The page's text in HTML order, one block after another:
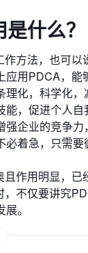
什么？
方法，也可
应用PDCA，
理化，科学化
能，促进个人
强企业的竞争
着急，只需要
作用明显，
不仅要讲究
。